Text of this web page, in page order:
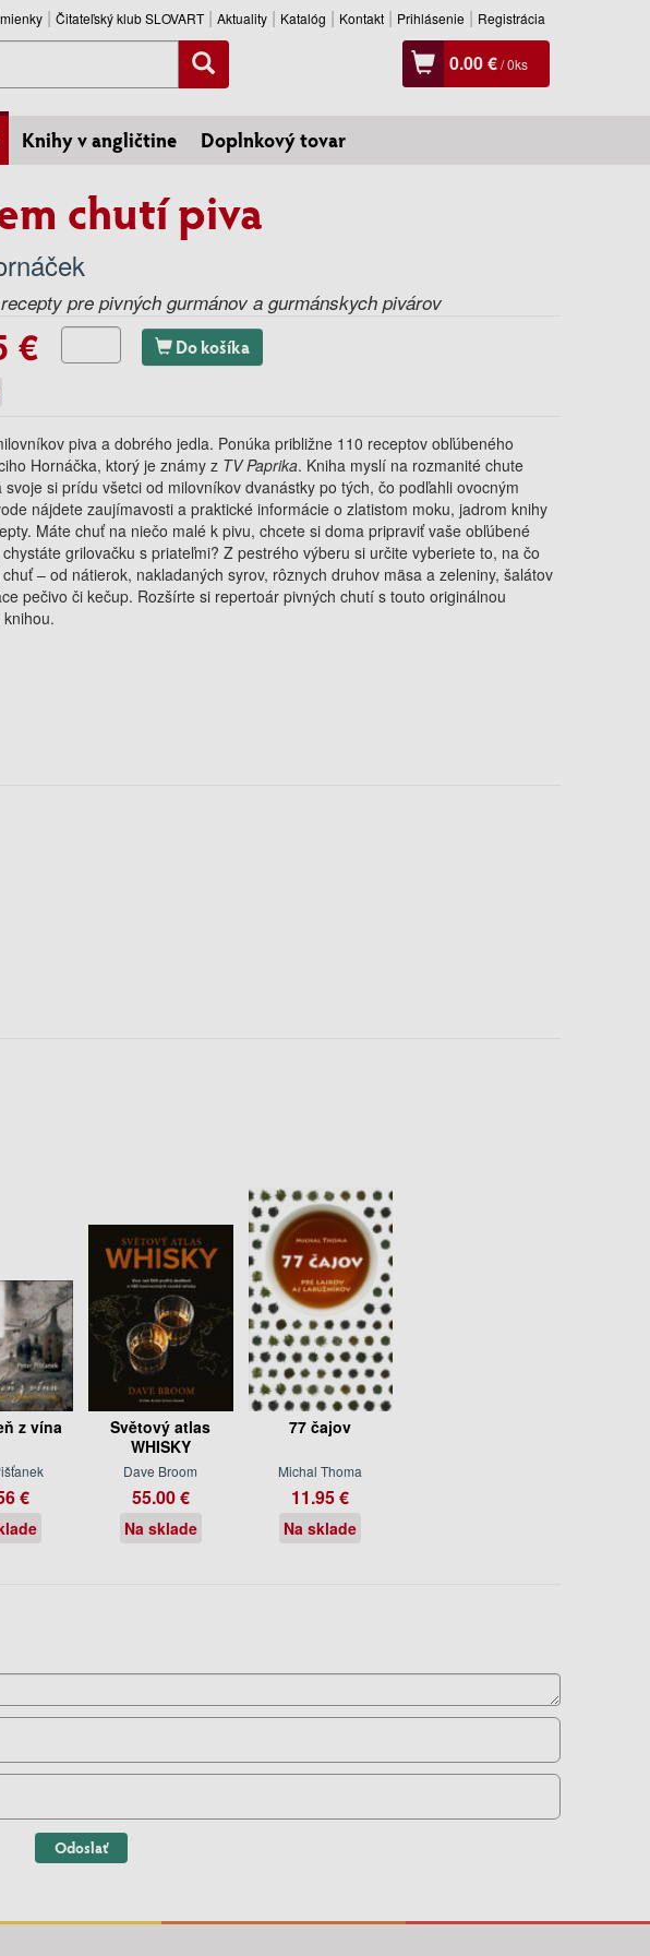
Čitateľský klub SLOVART Aktuality Katalóg Kontakt Prihlásenie Registrácia
0.00 €/0ks
Knihy v angličtine Doplnkový tovar
chutí piva
pre pivných gurmánov a gurmánskych pivárov
€ Do košíka
piva a dobrého jedla. Ponúka približne 110 receptov obľúbeného
Hornáčka, ktorý je známy z TV Paprika. Kniha myslí na rozmanité chute
svoje si prídu všetci od milovníkov dvanástky po tých, čo podľahli ovocným
nájdete zaujímavosti a praktické informácie o zlatistom moku, jadrom knihy
Máte chuť na niečo malé k pivu, chcete si doma pripraviť vaše obľúbené
grilovačku s priateľmi? Z pestrého výberu si určite vyberiete to, na čo
– od nátierok, nakladaných syrov, rôznych druhov mäsa a zeleniny, šalátov
pečivo či kečup. Rozšírte si repertoár pivných chutí s touto originálnou
z vína
€
Světový atlas
WHISKY
Dave Broom
55.00 €
Na sklade
77 čajov
Michal Thoma
11.95 €
Na sklade
Odoslať